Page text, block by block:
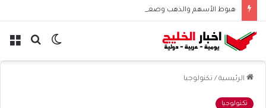
هبوط الأسهم والذهب وصعود النفط يعقّد مسار الفدرالي
بحث الوضع
الرئيسية / تكنولوجيا
تكنولوجيا